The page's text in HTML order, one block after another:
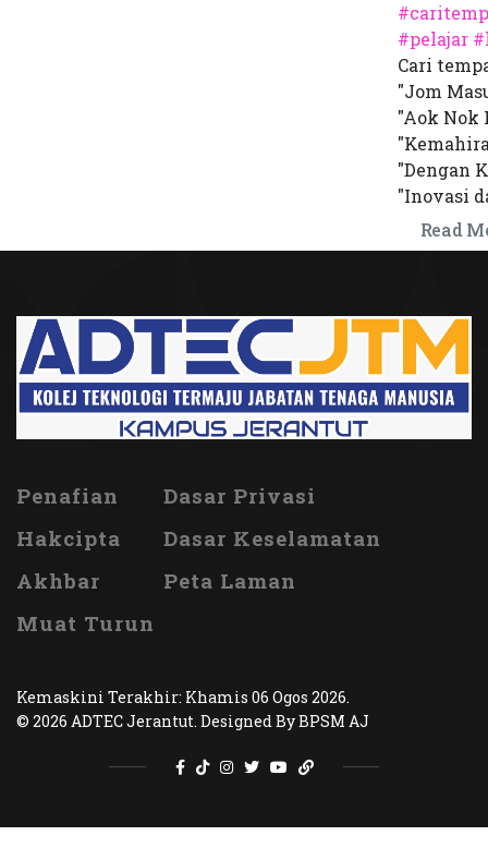
#pelajar
Cari
"Jom
"Aok Nok
"Dengan
"Inovasi
Read
Penafian
Dasar Privasi
Hakcipta
Dasar Keselamatan
Akhbar
Peta Laman
Muat Turun
Kemaskini Terakhir: Khamis 06 Ogos 2026.
© 2026 ADTEC Jerantut. Designed By BPSM AJ